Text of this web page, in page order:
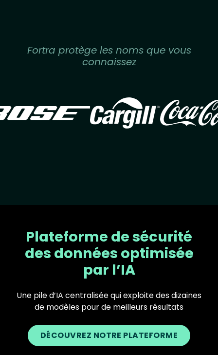
Fortra protège les noms que vous
connaissez
Image
Plateforme de sécurité
des données optimisée
par l’IA
Une pile d’IA centralisée qui exploite des dizaines
de modèles pour de meilleurs résultats
DÉCOUVREZ NOTRE PLATEFORME